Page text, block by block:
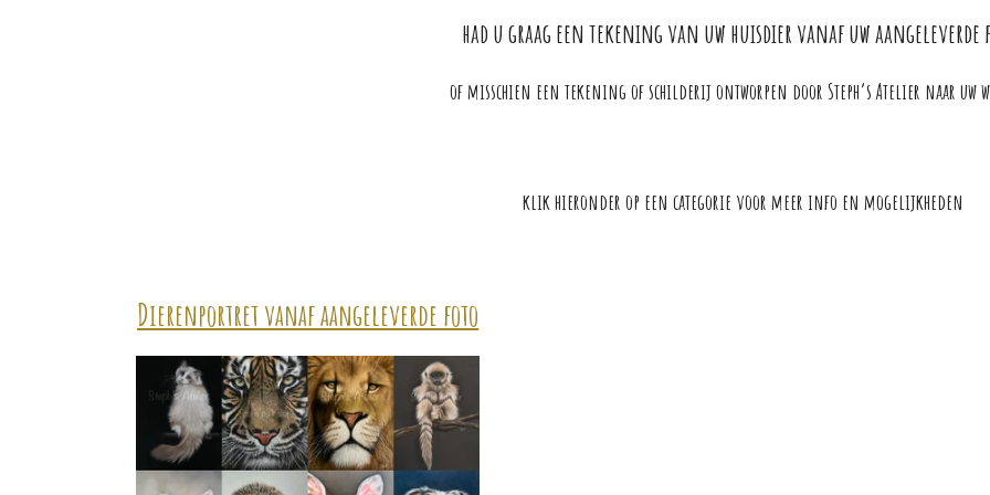
had u graag een tekening van uw huisdier vanaf uw aangeleverde
of misschien een tekening of schilderij ontworpen door Steph’s Atelier naar uw
klik hieronder op een categorie voor meer info en mogelijkheden
Dierenportret vanaf aangeleverde foto